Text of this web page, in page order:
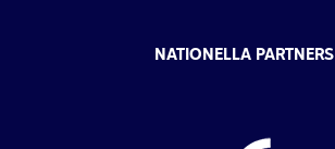
NATIONELLA PARTNERS